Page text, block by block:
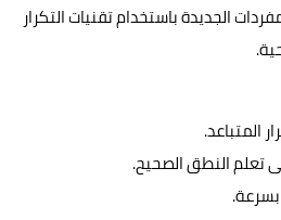
الجديدة باستخدام تقنيات التكرار
المتباعد.
تعلم النطق الصحيح.